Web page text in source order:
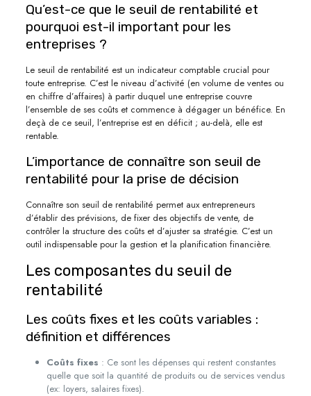
Qu’est-ce que le seuil de rentabilité et
pourquoi est-il important pour les
entreprises ?
Le seuil de rentabilité est un indicateur comptable crucial pour
toute entreprise. C’est le niveau d’activité (en volume de ventes ou
en chiffre d’affaires) à partir duquel une entreprise couvre
l’ensemble de ses coûts et commence à dégager un bénéfice. En
deçà de ce seuil, l’entreprise est en déficit ; au-delà, elle est
rentable.
L’importance de connaître son seuil de
rentabilité pour la prise de décision
Connaître son seuil de rentabilité permet aux entrepreneurs
d’établir des prévisions, de fixer des objectifs de vente, de
contrôler la structure des coûts et d’ajuster sa stratégie. C’est un
outil indispensable pour la gestion et la planification financière.
Les composantes du seuil de
rentabilité
Les coûts fixes et les coûts variables :
définition et différences
Coûts fixes : Ce sont les dépenses qui restent constantes
quelle que soit la quantité de produits ou de services vendus
(ex: loyers, salaires fixes).